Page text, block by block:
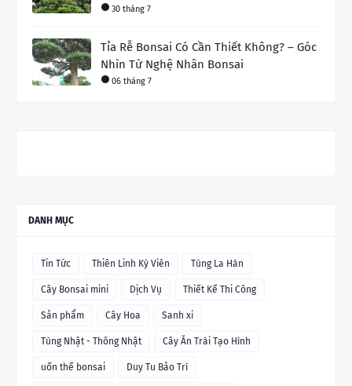
30 tháng 7
Tỉa Rễ Bonsai Có Cần Thiết Không? – Góc
Nhìn Từ Nghệ Nhân Bonsai
06 tháng 7
DANH MỤC
Tin Tức Thiên Linh Kỳ Viên Tùng La Hán
Cây Bonsai mini Dịch Vụ Thiết Kế Thi Công
Sản phẩm Cây Hoa Sanh xi
Tùng Nhật - Thông Nhật Cây Ăn Trái Tạo Hình
uốn thế bonsai Duy Tu Bảo Trì